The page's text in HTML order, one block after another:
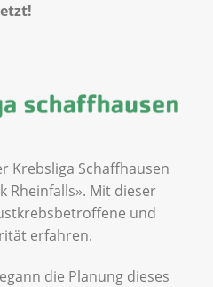
Krebsliga Schaffhausen
Rheinfalls». Mit dieser
und
erfahren.
die Planung dieses